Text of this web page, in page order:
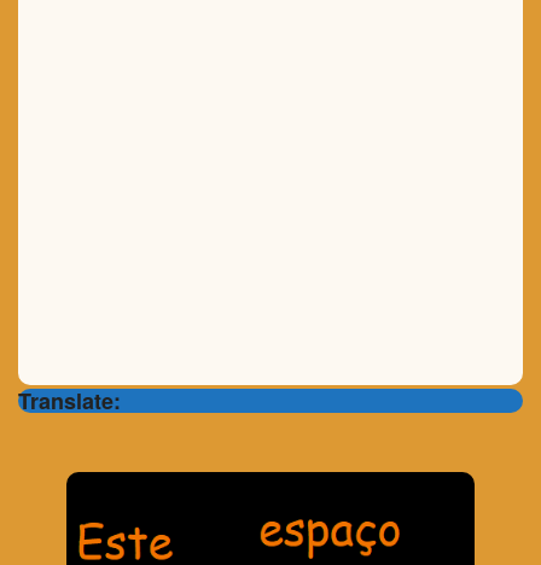
Translate: